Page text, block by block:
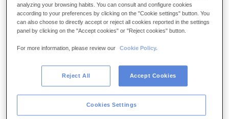
Foto de familia das autoridades e os artistas que asistiron á
inauguración da exposición.
Descarga en alta resolución
analyzing your browsing habits. You can consult and configure cookies
according to your preferences by clicking on the "Cookie settings" button. You
can also choose to directly accept or reject all cookies reported in the settings
panel by clicking on the "Accept cookies" or "Reject cookies" button.
For more information, please review our Cookie Policy.
Cookies Settings
Reject All Accept Cookies